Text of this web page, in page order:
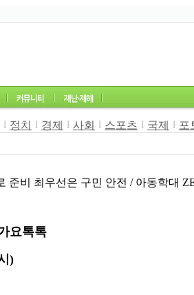
l 정치 l 경제 l 사회 l 스포츠 l 국제 l 포
준비 최우선은 구민 안전 / 아동학대
요톡톡
)